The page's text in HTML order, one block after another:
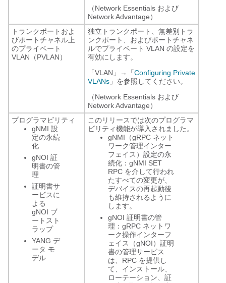
（Network Essentials および
Network Advantage）
トランクポートおよ
びポートチャネル上
のプライベート
VLAN（PVLAN）
独立トランクポート、無差別トラ
ンクポート、およびポートチャネ
ルでプライベート VLAN の設定を
有効にします。
「VLAN」→「Configuring Private
VLANs 」を参照してください。
（Network Essentials および
Network Advantage）
プログラマビリティ
gNMI 設
定の永続
化
gNOI 証
明書の管
理
証明書サ
ービスに
よる
gNOI ブ
ートスト
ラップ
YANG デ
ータ モ
デル
このリリースでは次のプログラマ
ビリティ機能が導入されました。
gNMI（gRPC ネット
ワーク管理インター
フェイス）設定の永
続化：gNMI SET
RPC を介して行われ
たすべての変更が、
デバイスの再起動後
も維持されるように
します。
gNOI 証明書の管
理：gRPC ネットワ
ーク操作インターフ
ェイス（gNOI）証明
書の管理サービス
は、RPC を提供し
て、インストール、
ローテーション、証